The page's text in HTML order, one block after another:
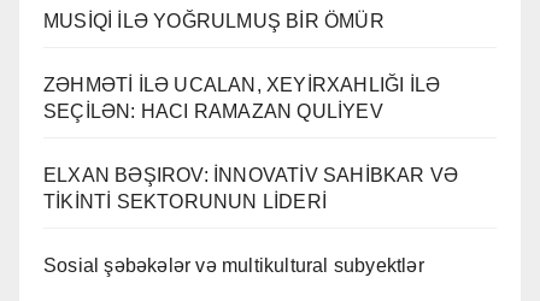
MUSİQİ İLƏ YOĞRULMUŞ BİR ÖMÜR
ZƏHMƏTİ İLƏ UCALAN, XEYİRXAHLIĞI İLƏ
SEÇİLƏN: HACI RAMAZAN QULİYEV
ELXAN BƏŞIROV: İNNOVATİV SAHİBKAR VƏ
TİKİNTİ SEKTORUNUN LİDERİ
Sosial şəbəkələr və multikultural subyektlər